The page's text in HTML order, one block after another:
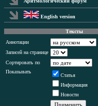
English version
Тексты
Аннотации
Записей на странице
Сортировать по
Показывать
Статья
Информация
Новости